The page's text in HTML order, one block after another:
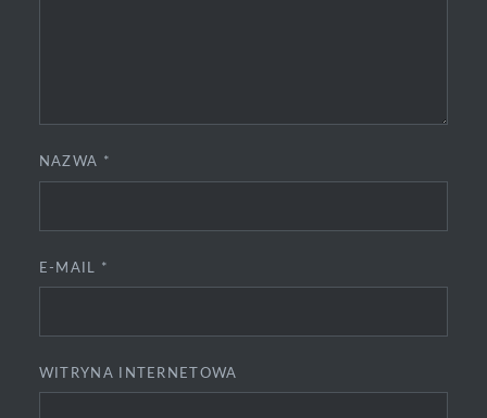
NAZWA *
E-MAIL *
WITRYNA INTERNETOWA